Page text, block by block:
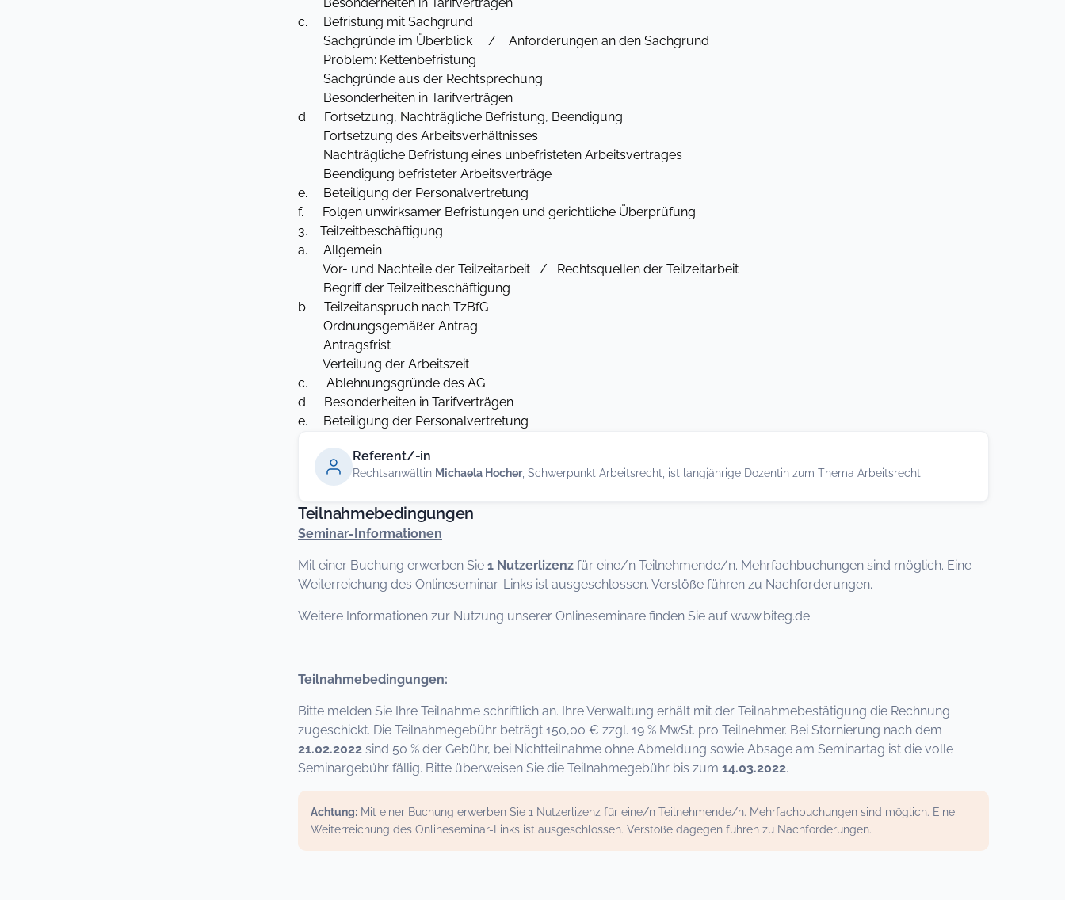
c. Befristung mit Sachgrund
Sachgründe im Überblick / Anforderungen an den Sachgrund
Problem: Kettenbefristung
Sachgründe aus der Rechtsprechung
Besonderheiten in Tarifverträgen
d. Fortsetzung, Nachträgliche Befristung, Beendigung
Fortsetzung des Arbeitsverhältnisses
Nachträgliche Befristung eines unbefristeten Arbeitsvertrages
Beendigung befristeter Arbeitsverträge
e. Beteiligung der Personalvertretung
f. Folgen unwirksamer Befristungen und gerichtliche Überprüfung
3. Teilzeitbeschäftigung
a. Allgemein
Vor- und Nachteile der Teilzeitarbeit / Rechtsquellen der Teilzeitarbeit
Begriff der Teilzeitbeschäftigung
b. Teilzeitanspruch nach TzBfG
Ordnungsgemäßer Antrag
Antragsfrist
Verteilung der Arbeitszeit
c. Ablehnungsgründe des AG
d. Besonderheiten in Tarifverträgen
e. Beteiligung der Personalvertretung
Referent/-in
Rechtsanwältin Michaela Hocher, Schwerpunkt Arbeitsrecht, ist langjährige Dozentin zum Thema Arbeitsrecht
Teilnahmebedingungen
Seminar-Informationen
Mit einer Buchung erwerben Sie 1 Nutzerlizenz für eine/n Teilnehmende/n. Mehrfachbuchungen sind möglich. Eine
Weiterreichung des Onlineseminar-Links ist ausgeschlossen. Verstöße führen zu Nachforderungen.
Weitere Informationen zur Nutzung unserer Onlineseminare finden Sie auf www.biteg.de.
Teilnahmebedingungen:
Bitte melden Sie Ihre Teilnahme schriftlich an. Ihre Verwaltung erhält mit der Teilnahmebestätigung die Rechnung
zugeschickt. Die Teilnahmegebühr beträgt 150,00 € zzgl. 19 % MwSt. pro Teilnehmer. Bei Stornierung nach dem
21.02.2022 sind 50 % der Gebühr, bei Nichtteilnahme ohne Abmeldung sowie Absage am Seminartag ist die volle
Seminargebühr fällig. Bitte überweisen Sie die Teilnahmegebühr bis zum 14.03.2022.
Achtung: Mit einer Buchung erwerben Sie 1 Nutzerlizenz für eine/n Teilnehmende/n. Mehrfachbuchungen sind möglich. Eine
Weiterreichung des Onlineseminar-Links ist ausgeschlossen. Verstöße dagegen führen zu Nachforderungen.